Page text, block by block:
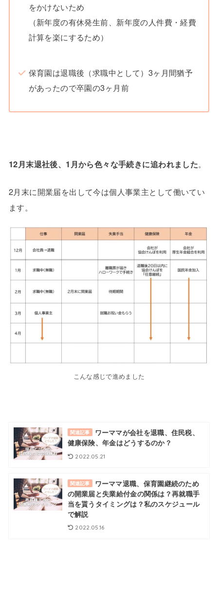
をかけないため
（新年度の有休発生前、新年度の人件費・経費
計算を楽にするため）
保育園は退職後（求職中として）3ヶ月間猶予
があったので卒園の3ヶ月前
12月末退社後、1月から色々な手続きに追われました。
2月末に開業届を出して今は個人事業主として働いてい
ます。
こんな感じで進めました
関連記事
ワーママが会社を退職、住民税、
健康保険、年金はどうするのか？
2022.05.21
関連記事
ワーママ退職、保育園継続のため
の開業届と失業給付金の関係は？再就職手
当を貰うタイミングは？私のスケジュール
で解説
2022.05.16